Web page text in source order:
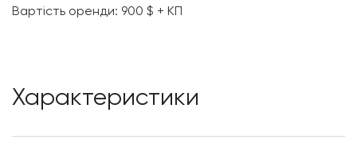
Вартість оренди: 900 $ + КП
Характеристики